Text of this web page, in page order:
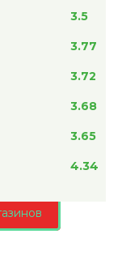
3.5
3.77
3.72
3.68
3.65
4.34